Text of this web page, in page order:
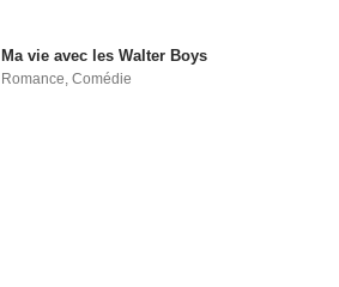
Ma vie avec les Walter Boys
Romance,Comédie